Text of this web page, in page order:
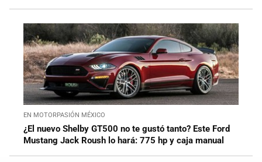
EN MOTORPASIÓN MÉXICO
¿El nuevo Shelby GT500 no te gustó tanto? Este Ford
Mustang Jack Roush lo hará: 775 hp y caja manual